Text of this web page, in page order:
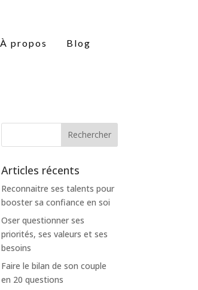
À propos
Blog
Articles récents
Reconnaitre ses talents pour
booster sa confiance en soi
Oser questionner ses
priorités, ses valeurs et ses
besoins
Faire le bilan de son couple
en 20 questions